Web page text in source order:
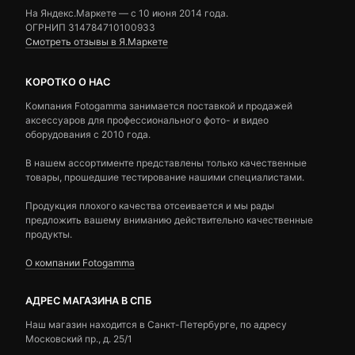
На Яндекс.Маркете — c 10 июня 2014 года.
ОГРНИП 314784710100933
Смотреть отзывы в Я.Маркете
КОРОТКО О НАС
Компания Fotogamma занимается поставкой и продажей
аксессуаров для профессионального фото- и видео
оборудования с 2010 года.
В нашем ассортименте представлены только качественные
товары, прошедшие тестирование нашими специалистами.
Продукция плохого качества отсеивается и мы рады
предложить вашему вниманию действительно качественные
продукты.
О компании Fotogamma
АДРЕС МАГАЗИНА В СПБ
Наш магазин находится в Санкт-Петербурге, по адресу
Московский пр., д. 25/1